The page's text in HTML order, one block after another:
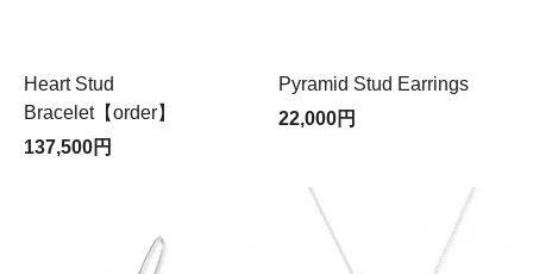
Heart Stud
Bracelet【order】
137,500円
Pyramid Stud Earrings
22,000円